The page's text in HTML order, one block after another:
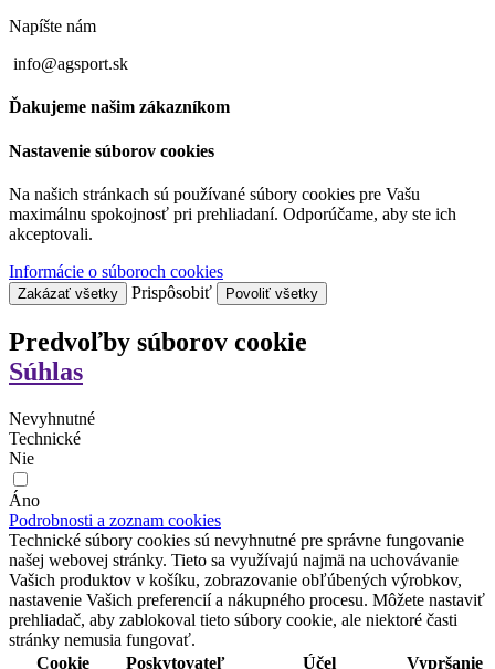
Napíšte nám
info@agsport.sk
Ďakujeme našim zákazníkom
Nastavenie súborov cookies
Na našich stránkach sú používané súbory cookies pre Vašu
maximálnu spokojnosť pri prehliadaní. Odporúčame, aby ste ich
akceptovali.
Informácie o súboroch cookies
Zakázať všetky Prispôsobiť Povoliť všetky
Predvoľby súborov cookie
Súhlas
Nevyhnutné
Technické
Nie
Áno
Podrobnosti a zoznam cookies
Technické súbory cookies sú nevyhnutné pre správne fungovanie
našej webovej stránky. Tieto sa využívajú najmä na uchovávanie
Vašich produktov v košíku, zobrazovanie obľúbených výrobkov,
nastavenie Vašich preferencií a nákupného procesu. Môžete nastaviť
prehliadač, aby zablokoval tieto súbory cookie, ale niektoré časti
stránky nemusia fungovať.
Cookie
Poskytovateľ Účel Vypršanie